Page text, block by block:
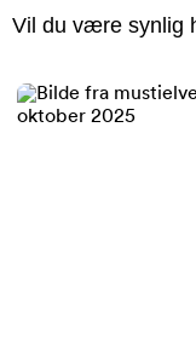
Vil du være synlig